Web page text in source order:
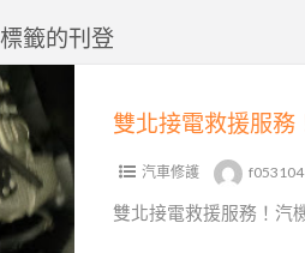
籤的刊登
汽車修護
雙北接電救援服務！汽